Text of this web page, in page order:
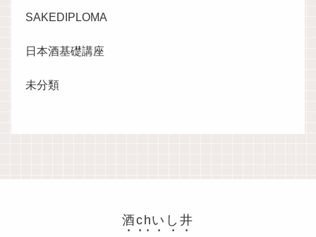
SAKEDIPLOMA
日本酒基礎講座
未分類
酒chいし井